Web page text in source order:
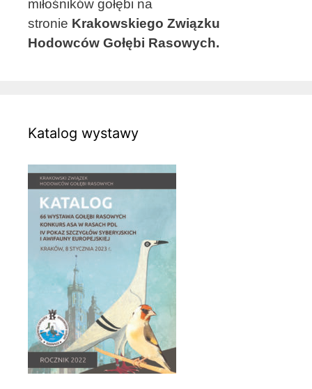
miłośników gołębi na
stronie Krakowskiego Związku
Hodowców Gołębi Rasowych.
Katalog wystawy